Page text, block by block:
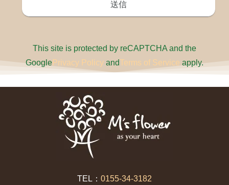
This site is protected by reCAPTCHA and the
GooglePrivacy Policy andTerms of Service apply.
TEL： 0155-34-3182